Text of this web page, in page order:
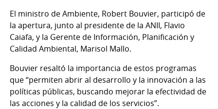
El ministro de Ambiente, Robert Bouvier, participó de
la apertura, junto al presidente de la ANII, Flavio
Caiafa, y la Gerente de Información, Planificación y
Calidad Ambiental, Marisol Mallo.
Bouvier resaltó la importancia de estos programas
que “permiten abrir al desarrollo y la innovación a las
políticas públicas, buscando mejorar la efectividad de
las acciones y la calidad de los servicios”.